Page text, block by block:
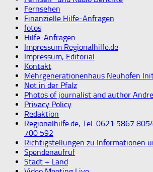
Fernsehen
Finanzielle Hilfe-Anfragen
fotos
Hilfe-Anfragen
Impressum Regionalhilfe.de
Impressum, Editorial
Kontakt
Mehrgenerationenhaus Neuhofen
Not in der Pfalz
Photos of journalist and author
Privacy Policy
Redaktion
Regionalhilfe.de, Tel. 0621 5867
700 592
Richtigstellungen zu Informationen
Spendenaufruf
Stadt + Land